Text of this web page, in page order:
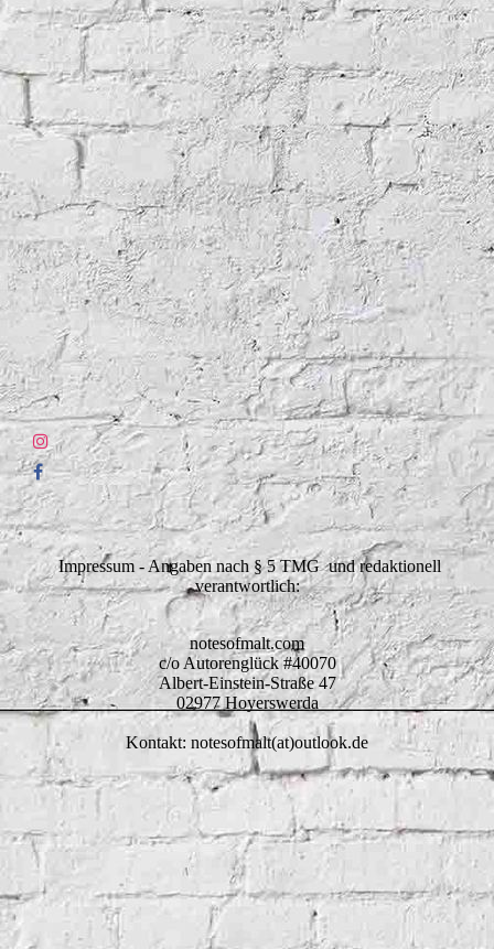
Impressum - Angaben nach § 5 TMG und redaktionell
verantwortlich:
notesofmalt.com
c/o Autorenglück #40070
Albert-Einstein-Straße 47
02977 Hoyerswerda
Kontakt: notesofmalt(at)outlook.de